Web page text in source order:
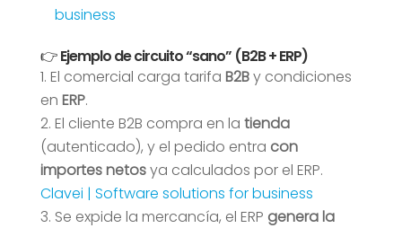
business
👉 Ejemplo de circuito “sano” (B2B + ERP)
El comercial carga tarifa B2By condiciones
en ERP.
El cliente B2B compra en la tienda
(autenticado), y el pedido entra con
importes netosya calculados por el ERP.
Clavei | Software solutions for business
Se expide la mercancía, el ERP genera la